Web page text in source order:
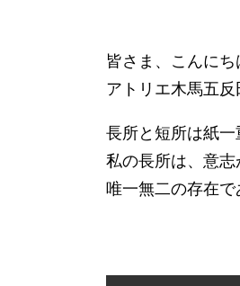
皆さま、こんにち
アトリエ木馬五反
長所と短所は紙
私の長所は、意
唯一無二の存在で